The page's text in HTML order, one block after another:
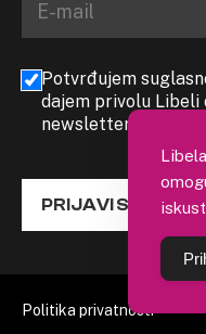
Potvrđujem
dajem privolu Libeli
newslettera
PRIJAVI SE
Politika privatnosti